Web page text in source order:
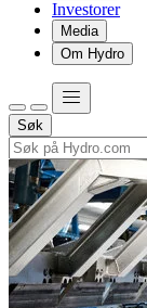
Investorer
Media
Om Hydro
Søk